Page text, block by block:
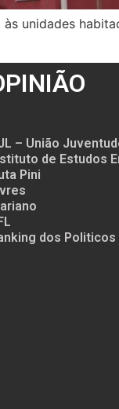
unidades
– União
de Estudos
Pini
dos Politicos